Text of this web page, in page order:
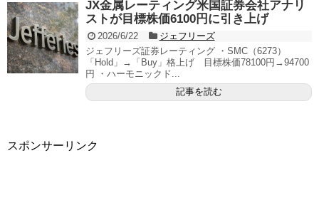
JX金属レーティング米国証券会社アナリ
ストが目標株価6100円に引き上げ
2026/6/22
ジェフリーズ
ジェフリーズ証券レーティング ・SMC（6273）
「Hold」→「Buy」格上げ 目標株価78100円→94700
円 ・ハーモニックド...
記事を読む
スポンサーリンク